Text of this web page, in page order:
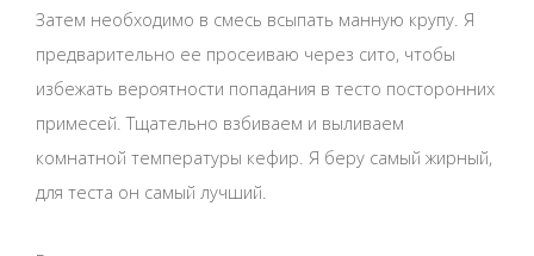
Затем необходимо в смесь всыпать манную крупу. Я
предварительно ее просеиваю через сито, чтобы
избежать вероятности попадания в тесто посторонних
примесей. Тщательно взбиваем и выливаем
комнатной температуры кефир. Я беру самый жирный,
для теста он самый лучший.